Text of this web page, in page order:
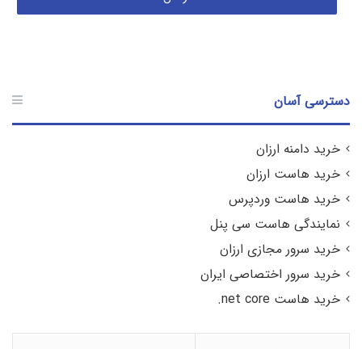
دسترسی آسان
خرید دامنه ارزان
خرید هاست ارزان
خرید هاست وردپرس
نمایندگی هاست سی پنل
خرید سرور مجازی ارزان
خرید سرور اختصاصی ایران
خرید هاست net core.